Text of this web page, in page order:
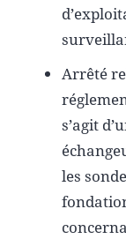
Arrêté
s’agit
les